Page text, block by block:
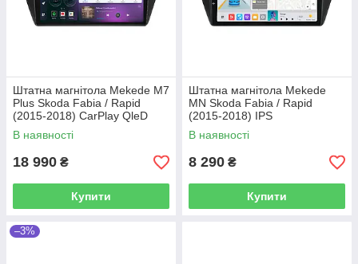
Штатна магнітола Mekede M7
Plus Skoda Fabia / Rapid
(2015-2018) CarPlay QleD
В наявності
18 990 ₴
Купити
Штатна магнітола Mekede
MN Skoda Fabia / Rapid
(2015-2018) IPS
В наявності
8 290 ₴
Купити
–3%